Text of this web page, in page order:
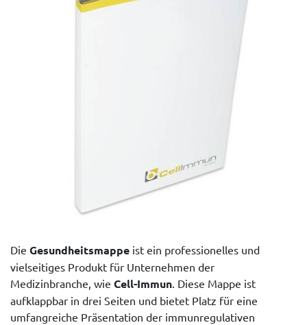
Die Gesundheitsmappe ist ein professionelles und
vielseitiges Produkt für Unternehmen der
Medizinbranche, wie Cell-Immun . Diese Mappe ist
aufklappbar in drei Seiten und bietet Platz für eine
umfangreiche Präsentation der immunregulativen